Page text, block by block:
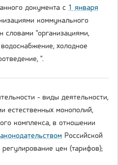
документа с 1 января
коммунального
словами "организациями,
холодное
".
- виды деятельности,
естественных монополий,
комплекса, в отношении
Российской
цен (тарифов);